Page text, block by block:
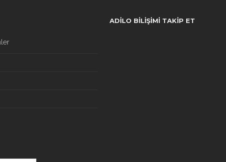
ADILO BILIŞIMI TAKIP ET